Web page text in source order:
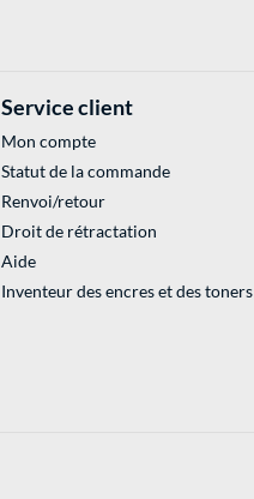
Service client
Mon compte
Statut de la commande
Renvoi/retour
Droit de rétractation
Aide
Inventeur des encres et des toners